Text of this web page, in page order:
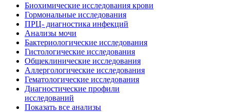
Биохимические исследования крови
Гормональные исследования
ПРЦ- диагностика инфекций
Анализы мочи
Бактериологические исследования
Гистологические исследования
Общеклинические исследования
Аллергологические исследования
Гематологические исследования
Диагностические профили
исследований
Показать все анализы